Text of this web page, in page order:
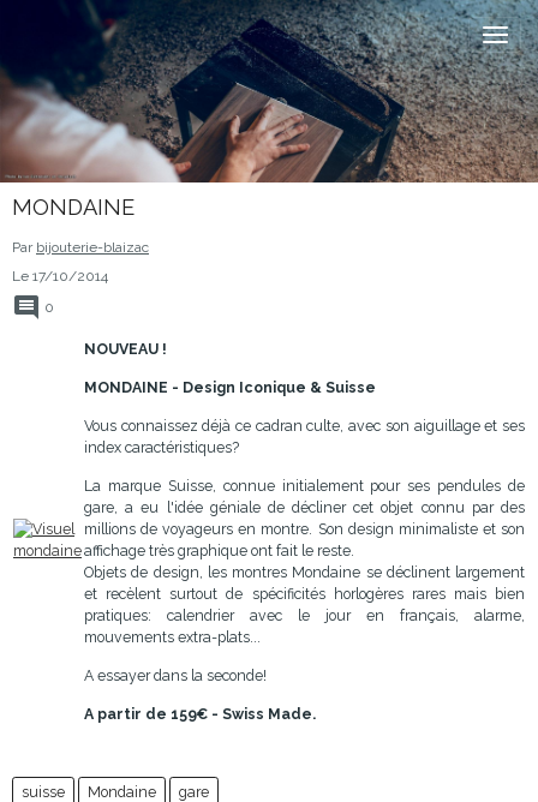
MONDAINE
Par bijouterie-blaizac
Le 17/10/2014
0
NOUVEAU !
MONDAINE - Design Iconique & Suisse
Vous connaissez déjà ce cadran culte, avec son aiguillage et ses
index caractéristiques?
La marque Suisse, connue initialement pour ses pendules de
gare, a eu l'idée géniale de décliner cet objet connu par des
millions de voyageurs en montre. Son design minimaliste et son
affichage très graphique ont fait le reste.
Objets de design, les montres Mondaine se déclinent largement
et recèlent surtout de spécificités horlogères rares mais bien
pratiques: calendrier avec le jour en français, alarme,
mouvements extra-plats...
A essayer dans la seconde!
A partir de 159€ - Swiss Made.
suisse Mondaine gare